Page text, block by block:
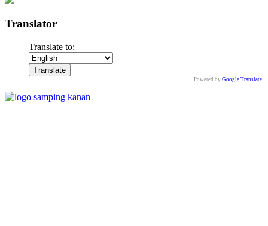
Translator
Translate to:
Powered by Google Translate